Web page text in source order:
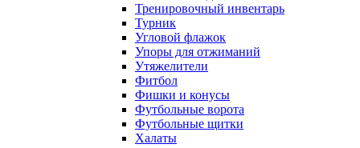
Тренировочный инвентарь
Турник
Угловой флажок
Упоры для отжиманий
Утяжелители
Фитбол
Фишки и конусы
Футбольные ворота
Футбольные щитки
Халаты